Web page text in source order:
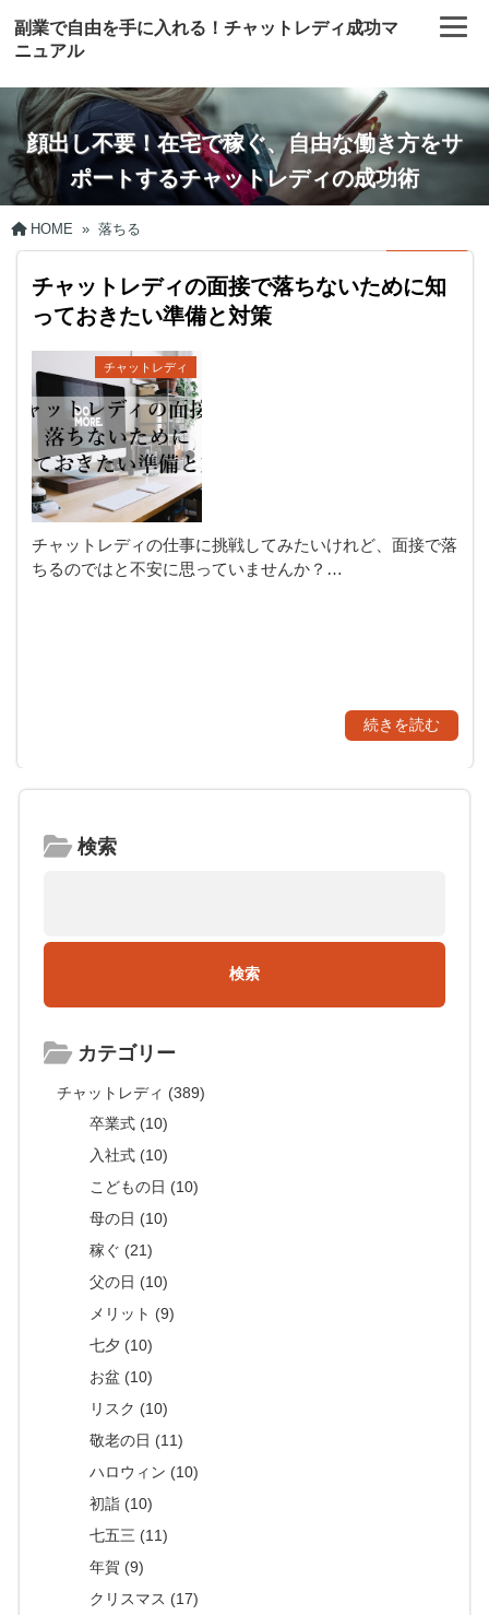
副業で自由を手に入れる！チャットレディ成功マ
ニュアル
顔出し不要！在宅で稼ぐ、自由な働き方をサ
ポートするチャットレディの成功術
HOME » 落ちる
チャットレディの面接で落ちないために知
っておきたい準備と対策
チャットレディ
チャットレディの仕事に挑戦してみたいけれど、面接で落
ちるのではと不安に思っていませんか？…
続きを読む
検索
カテゴリー
チャットレディ (389)
卒業式 (10)
入社式 (10)
こどもの日 (10)
母の日 (10)
稼ぐ (21)
父の日 (10)
メリット (9)
七夕 (10)
お盆 (10)
リスク (10)
敬老の日 (11)
ハロウィン (10)
初詣 (10)
七五三 (11)
年賀 (9)
クリスマス (17)